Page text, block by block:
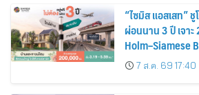
“ไซมิส แอสเสท”
ผ่อนนาน 3 ปี เจา
Holm–Siamese
ส่วนลดและสิทธิพิเ
2569
7 ส.ค. 69 17:40